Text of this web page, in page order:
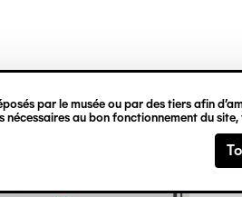
par le musée ou par des tiers afin
nécessaires au bon fonctionnement du